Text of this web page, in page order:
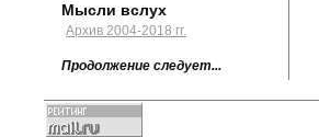
Мысли вслух
Архив 2004-2018 гг.
Продолжение следует...